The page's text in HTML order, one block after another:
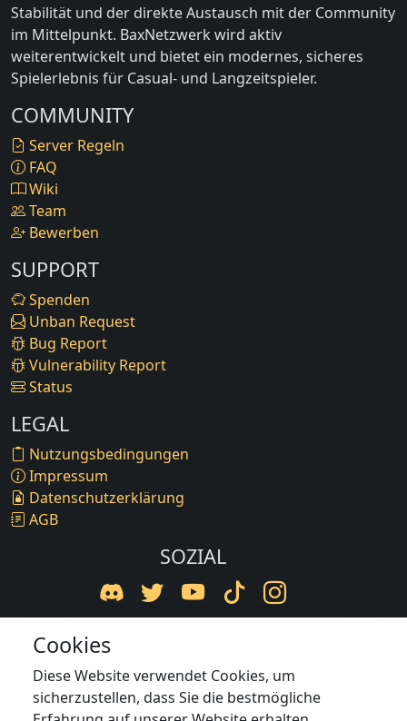
Cookies
Diese Website verwendet Cookies, um
sicherzustellen, dass Sie die bestmögliche
Stabilität und der direkte Austausch mit der Community
im Mittelpunkt. BaxNetzwerk wird aktiv
weiterentwickelt und bietet ein modernes, sicheres
Spielerlebnis für Casual- und Langzeitspieler.
COMMUNITY
Server Regeln
FAQ
Wiki
Team
Bewerben
SUPPORT
Spenden
Unban Request
Bug Report
Vulnerability Report
Status
LEGAL
Nutzungsbedingungen
Impressum
Datenschutzerklärung
AGB
SOZIAL
BaxNetzwerk oder Rechteinhabern und dürfen nicht
ohne Zustimmung genutzt werden.